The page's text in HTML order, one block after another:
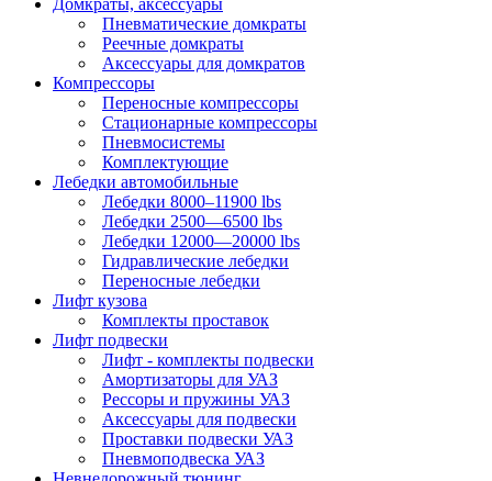
Пневматические домкраты
Реечные домкраты
Аксессуары для домкратов
Компрессоры
Переносные компрессоры
Стационарные компрессоры
Пневмосистемы
Комплектующие
Лебедки автомобильные
Лебедки 8000–11900 lbs
Лебедки 2500—6500 lbs
Лебедки 12000—20000 lbs
Гидравлические лебедки
Переносные лебедки
Лифт кузова
Комплекты проставок
Лифт подвески
Лифт - комплекты подвески
Амортизаторы для УАЗ
Рессоры и пружины УАЗ
Аксессуары для подвески
Проставки подвески УАЗ
Пневмоподвеска УАЗ